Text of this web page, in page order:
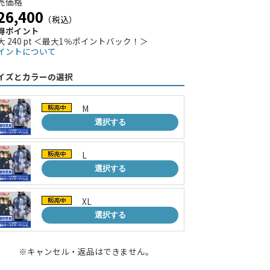
（税込）
ポイント
240 pt ＜最大1％ポイントバック！＞
ントについて
ズとカラーの選択
M
選択する
L
選択する
XL
選択する
※キャンセル・返品はできません。